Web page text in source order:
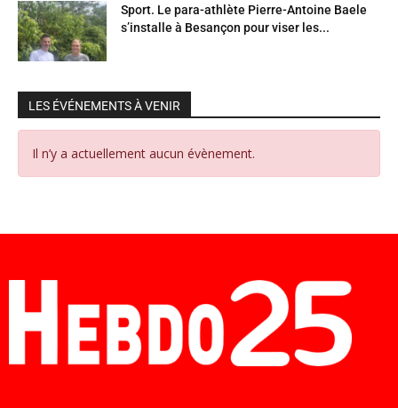
Sport. Le para-athlète Pierre-Antoine Baele
s’installe à Besançon pour viser les...
LES ÉVÉNEMENTS À VENIR
Il n’y a actuellement aucun évènement.